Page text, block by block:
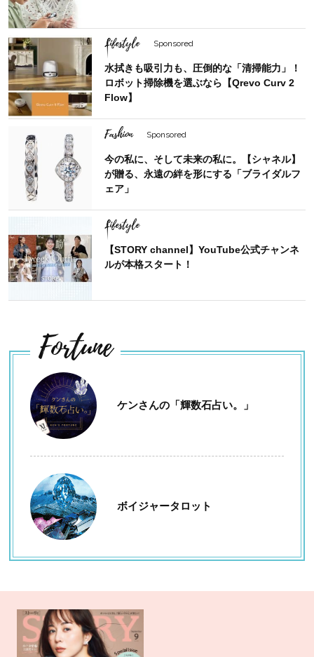
Lifestyle Sponsored
水拭きも吸引力も、圧倒的な「清掃能力」！
ロボット掃除機を選ぶなら【Qrevo Curv 2
Flow】
Fashion Sponsored
今の私に、そして未来の私に。【シャネル】
が贈る、永遠の絆を形にする「ブライダルフ
ェア」
Lifestyle
【STORY channel】YouTube公式チャンネ
ルが本格スタート！
Fortune
ケンさんの「輝数石占い。」
ボイジャータロット